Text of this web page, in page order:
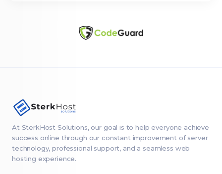
At SterkHost Solutions, our goal is to help everyone achieve
success online through our constant improvement of server
technology, professional support, and a seamless web
hosting experience.